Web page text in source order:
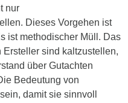
nur
Dieses Vorgehen ist
ist methodischer Müll. Das
sind kaltzustellen,
über Gutachten
Bedeutung von
damit sie sinnvoll